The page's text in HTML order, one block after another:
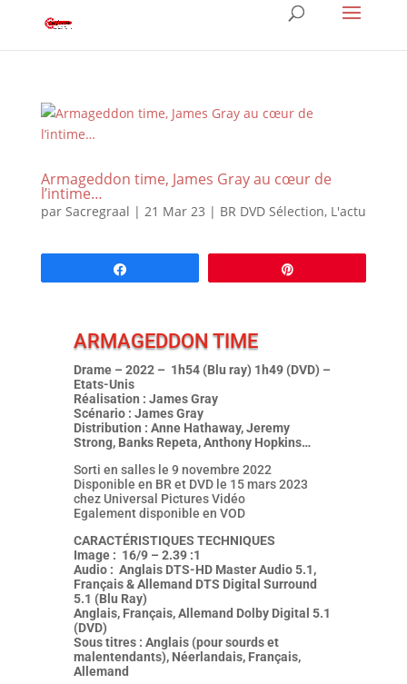
Armageddon time, James Gray au cœur de
l’intime…
par Sacregraal | 21 Mar 23 | BR DVD Sélection, L'actu
ARMAGEDDON TIME
Drame – 2022 – 1h54 (Blu ray) 1h49 (DVD) –
Etats-Unis
Réalisation : James Gray
Scénario : James Gray
Distribution : Anne Hathaway, Jeremy
Strong, Banks Repeta, Anthony Hopkins…
Sorti en salles le 9 novembre 2022
Disponible en BR et DVD le 15 mars 2023
chez Universal Pictures Vidéo
Egalement disponible en VOD
CARACTÉRISTIQUES TECHNIQUES
Image : 16/9 – 2.39 :1
Audio : Anglais DTS-HD Master Audio 5.1,
Français & Allemand DTS Digital Surround
5.1 (Blu Ray)
Anglais, Français, Allemand Dolby Digital 5.1
(DVD)
Sous titres : Anglais (pour sourds et
malentendants), Néerlandais, Français,
Allemand